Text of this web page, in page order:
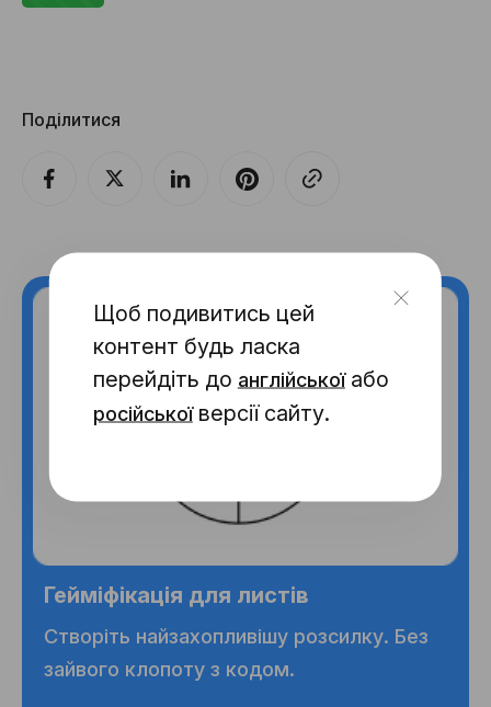
Щоб подивитись цей
контент будь ласка
перейдіть до англійськоїабо
російськоїверсії сайту.
Поділитися
Гейміфікація для листів
Створіть найзахопливішу розсилку. Без
зайвого клопоту з кодом.